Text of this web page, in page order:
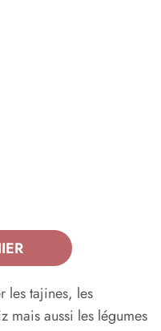
les tajines, les
mais aussi les légumes